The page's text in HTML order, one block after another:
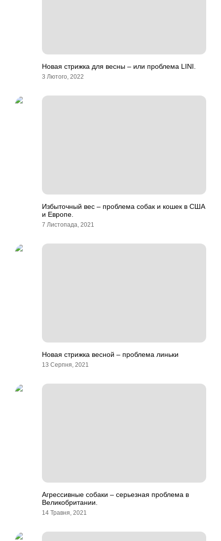
Новая стрижка для весны – или проблема LINI.
3 Лютого, 2022
Избыточный вес – проблема собак и кошек в США
и Европе.
7 Листопада, 2021
Новая стрижка весной – проблема линьки
13 Серпня, 2021
Агрессивные собаки – серьезная проблема в
Великобритании.
14 Травня, 2021